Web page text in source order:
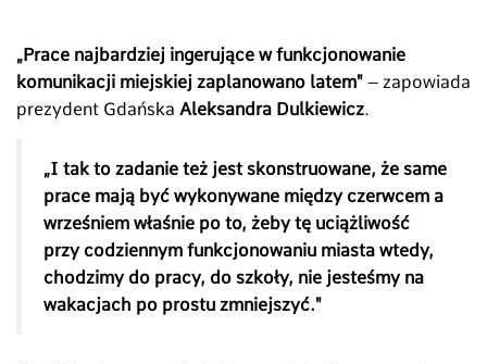
„Prace najbardziej ingerujące w funkcjonowanie
komunikacji miejskiej zaplanowano latem" – zapowiada
prezydent Gdańska Aleksandra Dulkiewicz.
„I tak to zadanie też jest skonstruowane, że same
prace mają być wykonywane między czerwcem a
wrześniem właśnie po to, żeby tę uciążliwość
przy codziennym funkcjonowaniu miasta wtedy,
chodzimy do pracy, do szkoły, nie jesteśmy na
wakacjach po prostu zmniejszyć."